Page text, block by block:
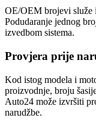
OE/OEM brojevi služe
Podudaranje jednog
izvedbom sistema.
Provjera prije
Kod istog modela i
proizvodnje, broju
Auto24 može izvršiti
narudžbe.